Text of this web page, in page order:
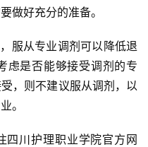
做好充分的准备。
服从专业调剂可以降低退
虑是否能够接受调剂的专
，则不建议服从调剂，以
。
四川护理职业学院官方网